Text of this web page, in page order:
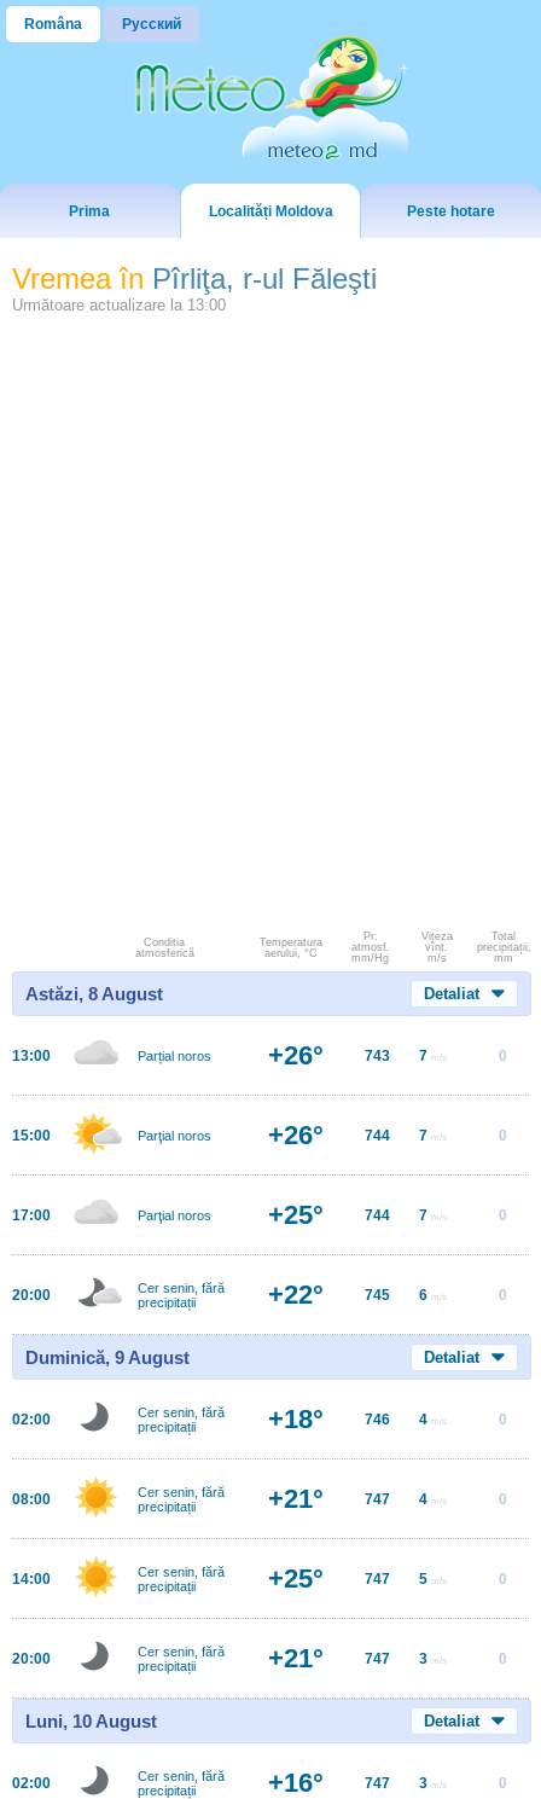
Româna Русский
Prima Localități Moldova Peste hotare
Vremea în Pîrliţa, r-ul Făleşti
Următoare actualizare la 13:00
Conditia
atmosferică
Temperatura
aerului, °C
Pr.
atmosf.
mm/Hg
Viteza
vînt.
m/s
Total
precipitații,
mm
Astăzi, 8 August Detaliat
13:00 Parțial noros +26° 743 7 m/s 0
15:00 Parţial noros +26° 744 7 m/s 0
17:00 Parţial noros +25° 744 7 m/s 0
20:00
Cer senin, fără
precipitații
+22° 745 6 m/s 0
Duminică, 9 August Detaliat
02:00
Cer senin, fără
precipitații
+18° 746 4 m/s 0
08:00
Cer senin, fără
precipitații
+21° 747 4 m/s 0
14:00
Cer senin, fără
precipitații
+25° 747 5 m/s 0
20:00
Cer senin, fără
precipitații
+21° 747 3 m/s 0
Luni, 10 August Detaliat
02:00
Cer senin, fără
precipitații
+16° 747 3 m/s 0